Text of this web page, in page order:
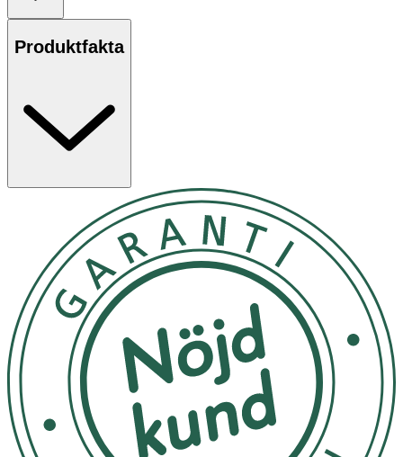
Skaka väl före användning. Applicera 2–3 pump av
produkten på rengjord hud. Applicera som det sista
torrt ansikte 15 minuter före solexponering och
återapplicera efter 40 minuters simning eller kraftig
svettning, men minst varannan timme.
Förvara vid rumstemperatur
OK för gravida och ammande:
Ingredienser:
Aqua (Water), Diethylamino Hydroxybenzoyl Hexyl
Benzoate, Propylheptyl Caprylate, Dibutyl Adipate, Silica,
Glycerin, Ethylhexyl Triazone, HDI/Trimethylol
Hexyllactone Crosspolymer, Dimethicone, Dicaprylyl
Ether, Ethylhexyl Salicylate, Bis-Ethylhexyloxyphenol
Methoxyphenyl Triazine, Polymethyl Methacrylate,
Ceramide NP, Ceramide AP, Ceramide AS, Ceramide NS,
Ceramide EOP, Allantoin, Ectoin, Sodium Hyaluronate,
Produktfakta